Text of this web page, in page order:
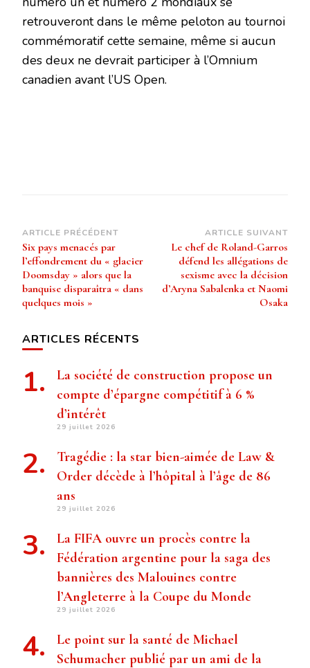
retrouveront dans le même peloton au tournoi
commémoratif cette semaine, même si aucun
des deux ne devrait participer à l’Omnium
canadien avant l’US Open.
Navigation
d’article
ARTICLE PRÉCÉDENT
Six pays menacés par
l’effondrement du « glacier
Doomsday » alors que la
banquise disparaîtra « dans
quelques mois »
ARTICLE SUIVANT
Le chef de Roland-Garros
défend les allégations de
sexisme avec la décision
d’Aryna Sabalenka et Naomi
Osaka
ARTICLES RÉCENTS
La société de construction propose un
compte d’épargne compétitif à 6 %
d’intérêt
29 juillet 2026
Tragédie : la star bien-aimée de Law &
Order décède à l’hôpital à l’âge de 86
ans
29 juillet 2026
La FIFA ouvre un procès contre la
Fédération argentine pour la saga des
bannières des Malouines contre
l’Angleterre à la Coupe du Monde
29 juillet 2026
Le point sur la santé de Michael
Schumacher publié par un ami de la